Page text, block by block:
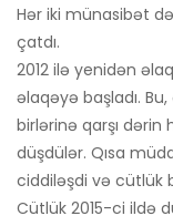
Hər iki münasibət
çatdı.
2012 ilə yenidən
əlaqəyə başladı.
birlərinə qarşı dərin
düşdülər. Qısa
ciddiləşdi və cütlük
Cütlük 2015-ci ildə